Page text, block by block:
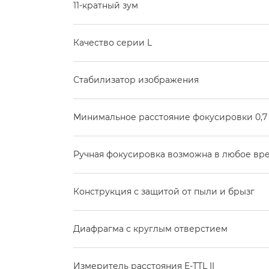
11-кратный зум
Качество серии L
Стабилизатор изображения
Минимальное расстояние фокусировки
Ручная фокусировка возможна в любое
Конструкция с защитой от пыли и брызг
Диафрагма с круглым отверстием
Измеритель расстояния E-TTL II